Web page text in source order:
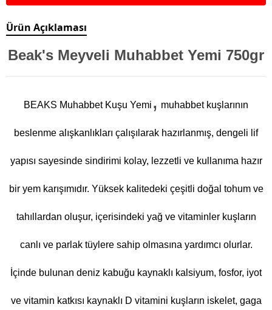
Ürün Açıklaması
Beak's Meyveli Muhabbet Yemi 750gr
BEAKS Muhabbet Kuşu Yemi , muhabbet kuşlarının
beslenme alışkanlıkları çalışılarak hazırlanmış, dengeli lif
yapısı sayesinde sindirimi kolay, lezzetli ve kullanıma hazır
bir yem karışımıdır. Yüksek kalitedeki çeşitli doğal tohum ve
tahıllardan oluşur, içerisindeki yağ ve vitaminler kuşların
canlı ve parlak tüylere sahip olmasına yardımcı olurlar.
İçinde bulunan deniz kabuğu kaynaklı kalsiyum, fosfor, iyot
ve vitamin katkısı kaynaklı D vitamini kuşların iskelet, gaga